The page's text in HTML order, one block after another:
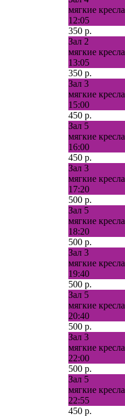
мягкие кресла
12:05
350 р.
Зал 2
мягкие кресла
13:05
350 р.
Зал 3
мягкие кресла
15:00
450 р.
Зал 5
мягкие кресла
16:00
450 р.
Зал 3
мягкие кресла
17:20
500 р.
Зал 5
мягкие кресла
18:20
500 р.
Зал 3
мягкие кресла
19:40
500 р.
Зал 5
мягкие кресла
20:40
500 р.
Зал 3
мягкие кресла
22:00
500 р.
Зал 5
мягкие кресла
22:55
450 р.